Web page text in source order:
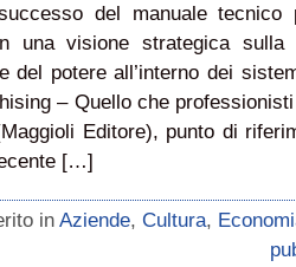
del manuale tecnico
una visione strategica sulla
del potere all’interno dei
– Quello che
Editore), punto di
[…]
in Aziende, Cultura,